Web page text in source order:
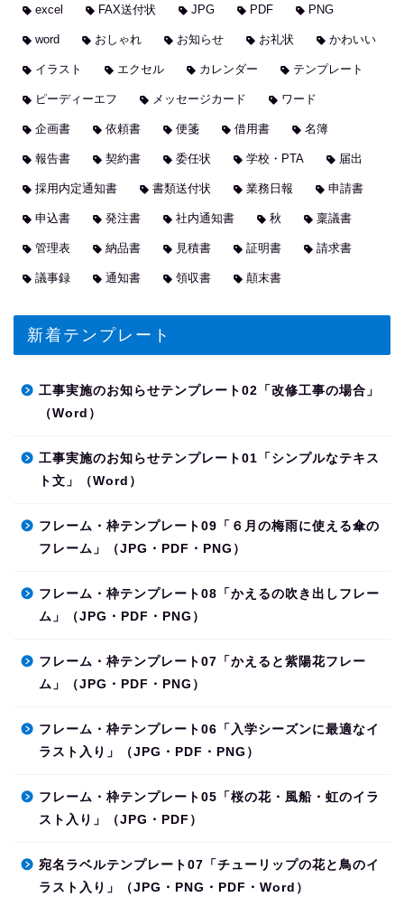
excel FAX送付状 JPG PDF PNG
word おしゃれ お知らせ お礼状 かわいい
イラスト エクセル カレンダー テンプレート
ピーディーエフ メッセージカード ワード
企画書 依頼書 便箋 借用書 名簿
報告書 契約書 委任状 学校・PTA 届出
採用内定通知書 書類送付状 業務日報 申請書
申込書 発注書 社内通知書 秋 稟議書
管理表 納品書 見積書 証明書 請求書
議事録 通知書 領収書 顛末書
新着テンプレート
工事実施のお知らせテンプレート02「改修工事の場合」
（Word）
工事実施のお知らせテンプレート01「シンプルなテキス
ト文」（Word）
フレーム・枠テンプレート09「６月の梅雨に使える傘の
フレーム」（JPG・PDF・PNG）
フレーム・枠テンプレート08「かえるの吹き出しフレー
ム」（JPG・PDF・PNG）
フレーム・枠テンプレート07「かえると紫陽花フレー
ム」（JPG・PDF・PNG）
フレーム・枠テンプレート06「入学シーズンに最適なイ
ラスト入り」（JPG・PDF・PNG）
フレーム・枠テンプレート05「桜の花・風船・虹のイラ
スト入り」（JPG・PDF）
宛名ラベルテンプレート07「チューリップの花と鳥のイ
ラスト入り」（JPG・PNG・PDF・Word）